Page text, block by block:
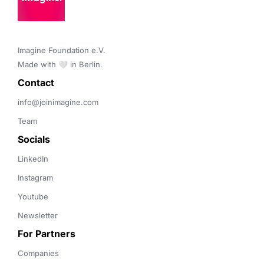
Imagine Foundation e.V.
Made with 🤍 in Berlin.
Contact
info@joinimagine.com
Team
Socials
LinkedIn
Instagram
Youtube
Newsletter
For Partners
Companies